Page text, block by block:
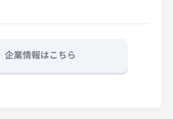
企業情報はこちら